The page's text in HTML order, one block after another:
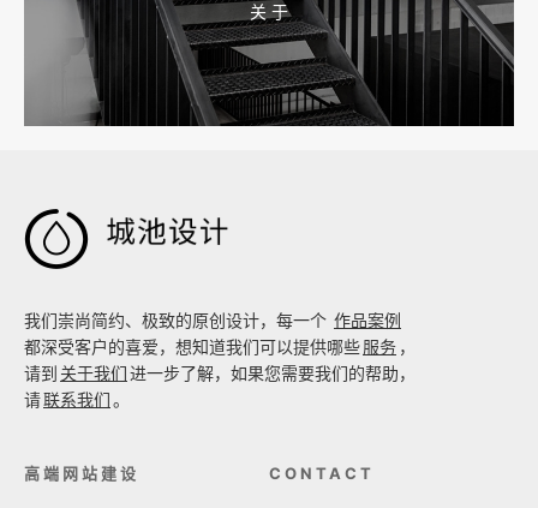
2026-08-04 17:59:05
嘉兴企业做AI搜索优化，先把官网服务页和FAQ对齐
关 于

我们崇尚简约、极致的原创设计，每一个 作品案例
都深受客户的喜爱，想知道我们可以提供哪些服务 ，
请到 关于我们进一步了解，如果您需要我们的帮助，
请联系我们。
高端网站建设 CONTACT